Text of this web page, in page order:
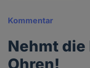
Kommentar
Nehmt die
Ohren!